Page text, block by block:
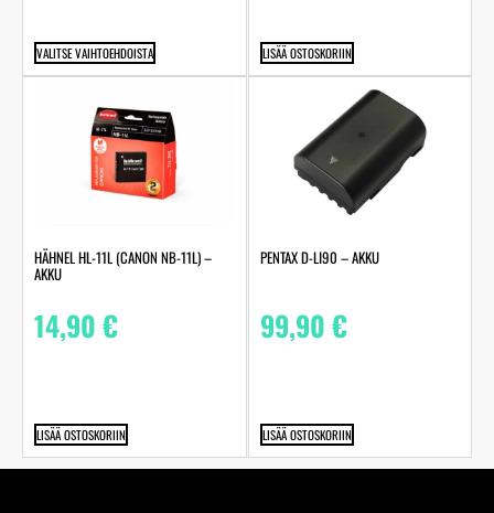
VALITSE VAIHTOEHDOISTA LISÄÄ OSTOSKORIIN
HÄHNEL HL-11L (CANON NB-11L) –
AKKU
14,90€
LISÄÄ OSTOSKORIIN
PENTAX D-LI90 – AKKU
99,90€
LISÄÄ OSTOSKORIIN